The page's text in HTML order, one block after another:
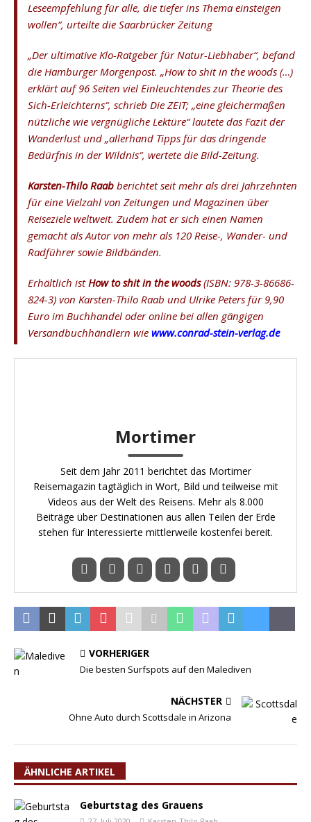
Leseempfehlung für alle, die tiefer ins Thema einsteigen
wollen“, urteilte die Saarbrücker Zeitung
„Der ultimative Klo-Ratgeber für Natur-Liebhaber“, befand
die Hamburger Morgenpost. „How to shit in the woods (…)
erklärt auf 96 Seiten viel Einleuchtendes zur Theorie des
Sich-Erleichterns“, schrieb Die ZEIT; „eine gleichermaßen
nützliche wie vergnügliche Lektüre“ lautete das Fazit der
Wanderlust und „allerhand Tipps für das dringende
Bedürfnis in der Wildnis“, wertete die Bild-Zeitung.
Karsten-Thilo Raab berichtet seit mehr als drei Jahrzehnten
für eine Vielzahl von Zeitungen und Magazinen über
Reiseziele weltweit. Zudem hat er sich einen Namen
gemacht als Autor von mehr als 120 Reise-, Wander- und
Radführer sowie Bildbänden.
Erhältlich istHow to shit in the woods(ISBN: 978-3-86686-
824-3) von Karsten-Thilo Raab und Ulrike Peters für 9,90
Euro im Buchhandel oder online bei allen gängigen
Versandbuchhändlern wie www.conrad-stein-verlag.de
Mortimer
Seit dem Jahr 2011 berichtet das Mortimer
Reisemagazin tagtäglich in Wort, Bild und teilweise mit
Videos aus der Welt des Reisens. Mehr als 8.000
Beiträge über Destinationen aus allen Teilen der Erde
stehen für Interessierte mittlerweile kostenfei bereit.
VORHERIGER
Die besten Surfspots auf den Malediven
NÄCHSTER
Ohne Auto durch Scottsdale in Arizona
ÄHNLICHE ARTIKEL
Geburtstag des Grauens